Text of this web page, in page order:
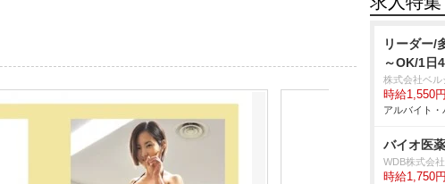
リーダー/
～OK/1日
株式会社ベル
時給1,550
アルバイト
バイオ医
WDB株式会社
時給1,750